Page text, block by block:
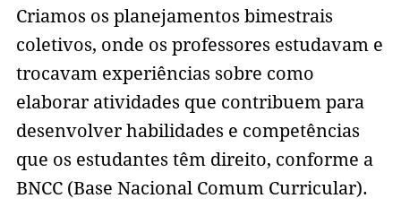
Criamos os planejamentos bimestrais
coletivos, onde os professores estudavam e
trocavam experiências sobre como
elaborar atividades que contribuem para
desenvolver habilidades e competências
que os estudantes têm direito, conforme a
BNCC (Base Nacional Comum Curricular).